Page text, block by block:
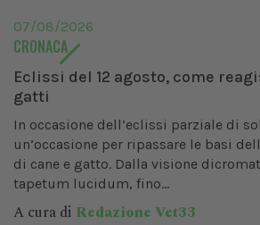
07/08/2026
CRONACA
Eclissi del 12 agosto, come
gatti
In occasione dell’eclissi parziale di
un’occasione per ripassare le basi
di cane e gatto. Dalla visione
tapetum lucidum, fino...
A cura di Redazione Vet33